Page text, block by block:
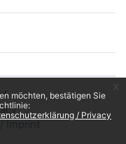
möchten, bestätigen Sie
/ Privacy
Imprint